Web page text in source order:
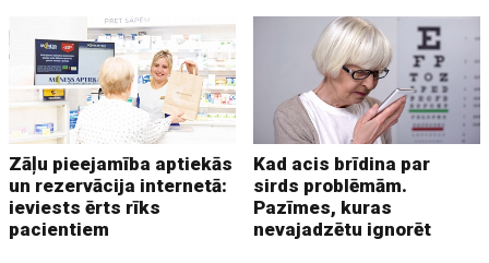
Zāļu pieejamība aptiekās
un rezervācija internetā:
ieviests ērts rīks
pacientiem
Kad acis brīdina par
sirds problēmām.
Pazīmes, kuras
nevajadzētu ignorēt